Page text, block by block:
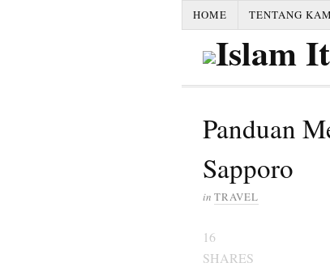
HOME TENTANG
Panduan
Sapporo
in TRAVEL
16
SHARES